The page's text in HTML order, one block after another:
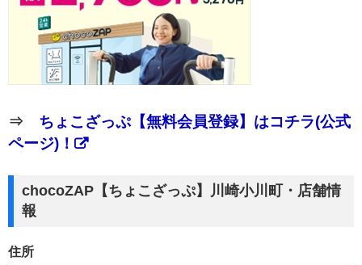
⇒ ちょこざっぷ【無料会員登録】はコチラ(公式
ページ)！
chocoZAP【ちょこざっぷ】川崎小川町・店舗情
報
住所